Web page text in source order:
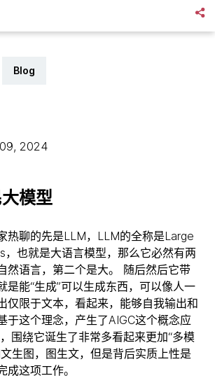
Blog
2024
模型
热聊的先是LLM，LLM的全称是Large
也就是大语言模型，那么它必然有两
然语言，第二个是大。 随后然后它带
是能“生成”可以生成东西，可以像人一
仅限于文本，看起来，能够自我输出和
于这个理念，产生了AIGC这个概念应
围绕它诞生了非常多看起来更加“多模
生图，图生文，但是背后实质上性是
成这项工作。